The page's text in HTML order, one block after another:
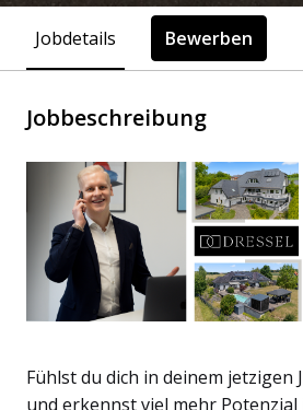
Jobdetails Bewerben
Jobbeschreibung
Fühlst du dich in deinem
und erkennst viel mehr Potenzial